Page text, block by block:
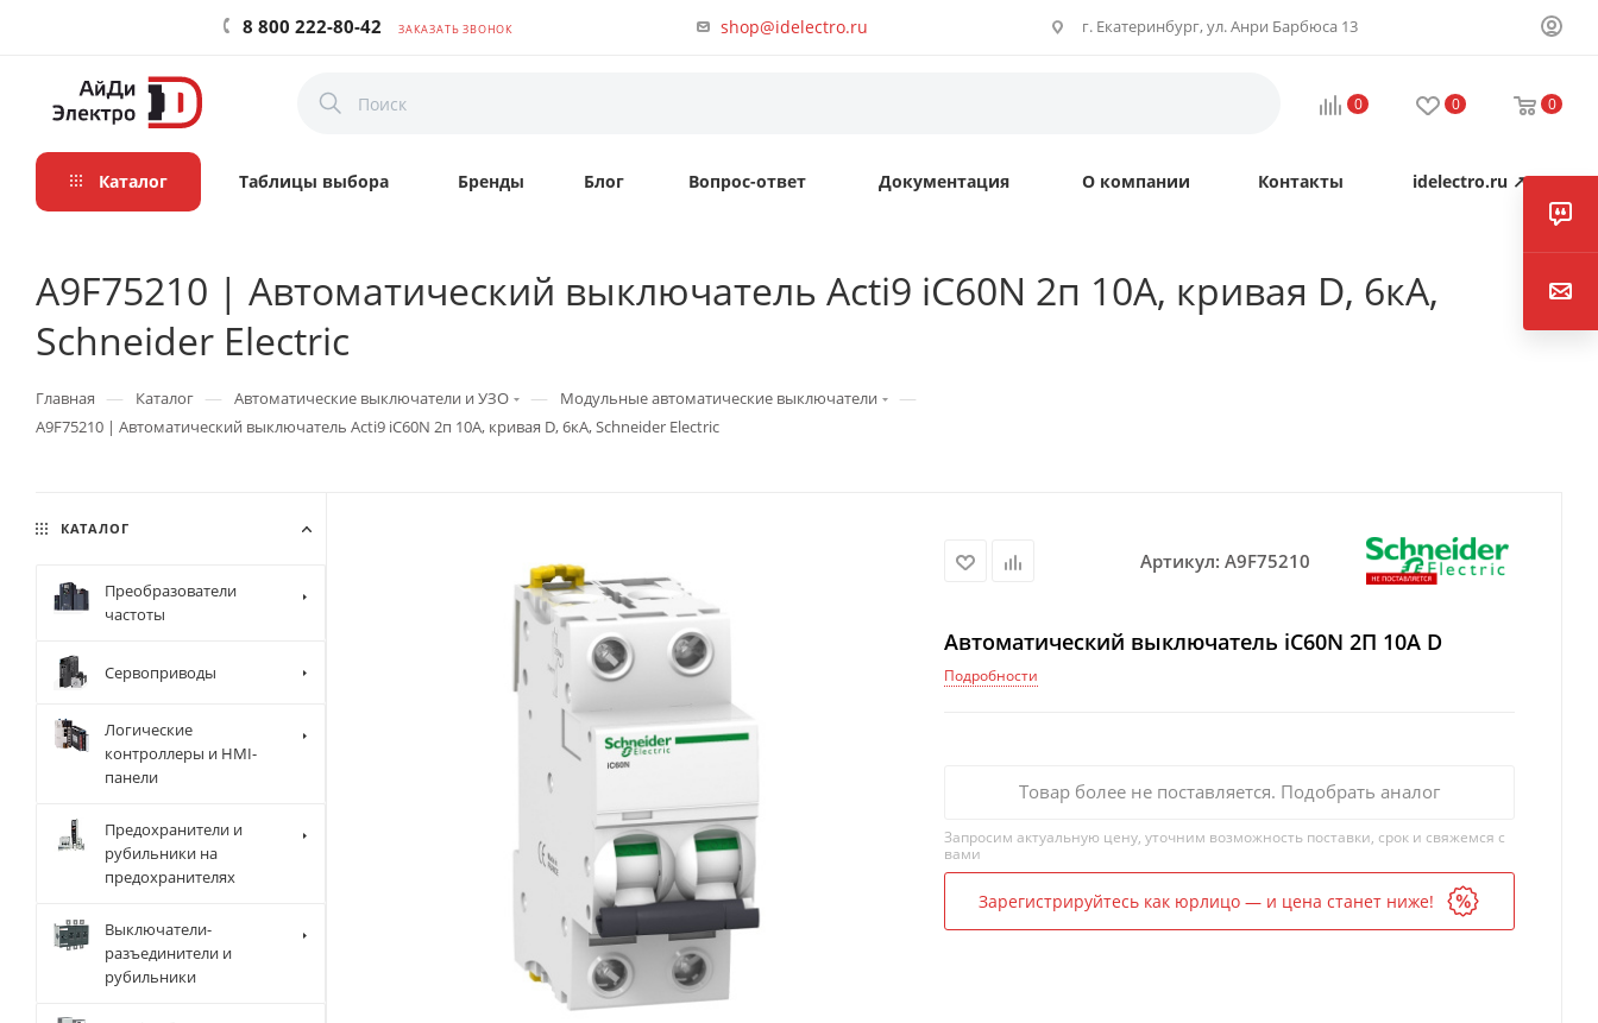
8 800 222-80-42 ЗАКАЗАТЬ ЗВОНОК shop@idelectro.ru г. Екатеринбург, ул. Анри Барбюса 13
0 0 0
Каталог Таблицы выбора Бренды Блог Вопрос-ответ Документация О компании Контакты idelectro.ru ↗
A9F75210 | Автоматический выключатель Acti9 iC60N 2п 10А, кривая D, 6кА,
Schneider Electric
Главная — Каталог — Автоматические выключатели и УЗО — Модульные автоматические выключатели —
A9F75210 | Автоматический выключатель Acti9 iC60N 2п 10А, кривая D, 6кА, Schneider Electric
Артикул: A9F75210
Автоматический выключатель iC60N 2П 10A D
Подробности
Товар более не поставляется. Подобрать аналог
Запросим актуальную цену, уточним возможность поставки, срок и свяжемся с
вами
Зарегистрируйтесь как юрлицо — и цена станет ниже!
КАТАЛОГ
Преобразователи
частоты
Сервоприводы
Логические
контроллеры и HMI-
панели
Предохранители и
рубильники на
предохранителях
Выключатели-
разъединители и
рубильники